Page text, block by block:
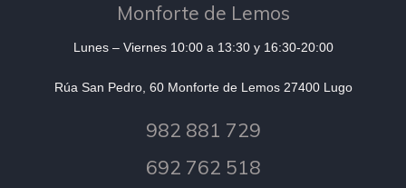
Monforte de Lemos
Lunes – Viernes 10:00 a 13:30 y 16:30-20:00
Rúa San Pedro, 60 Monforte de Lemos 27400 Lugo
982 881 729
692 762 518